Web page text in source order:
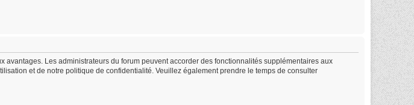
avantages. Les administrateurs du forum peuvent accorder des fonctionnalités supplémentaires aux
et de notre politique de confidentialité. Veuillez également prendre le temps de consulter